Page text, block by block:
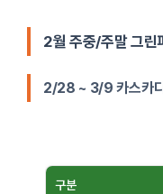
2월 주중/주말 그린
2/28 ~ 3/9 카스카
구분